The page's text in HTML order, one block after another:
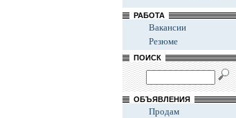
РАБОТА
Вакансии
Резюме
ПОИСК
ОБЪЯВЛЕНИЯ
Продам